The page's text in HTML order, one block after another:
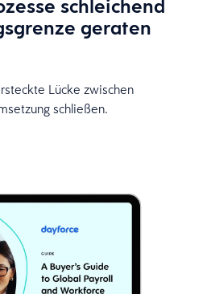
schleichend
geraten
Lücke zwischen
schließen.